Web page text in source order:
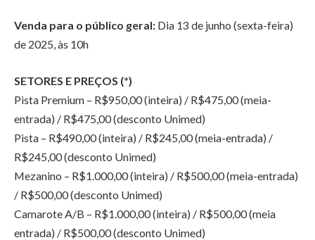
Venda para o público geral: Dia 13 de junho (sexta-feira)
de 2025, às 10h
SETORES E PREÇOS (*)
Pista Premium – R$950,00 (inteira) / R$475,00 (meia-
entrada) / R$475,00 (desconto Unimed)
Pista – R$490,00 (inteira) / R$245,00 (meia-entrada) /
R$245,00 (desconto Unimed)
Mezanino – R$1.000,00 (inteira) / R$500,00 (meia-entrada)
/ R$500,00 (desconto Unimed)
Camarote A/B – R$1.000,00 (inteira) / R$500,00 (meia
entrada) / R$500,00 (desconto Unimed)